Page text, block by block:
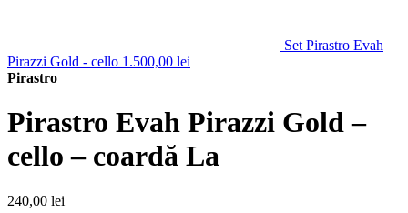
Set Pirastro Evah
Pirazzi Gold - cello 1.500,00 lei
Pirastro
Pirastro Evah Pirazzi Gold –
cello – coardă La
240,00 lei